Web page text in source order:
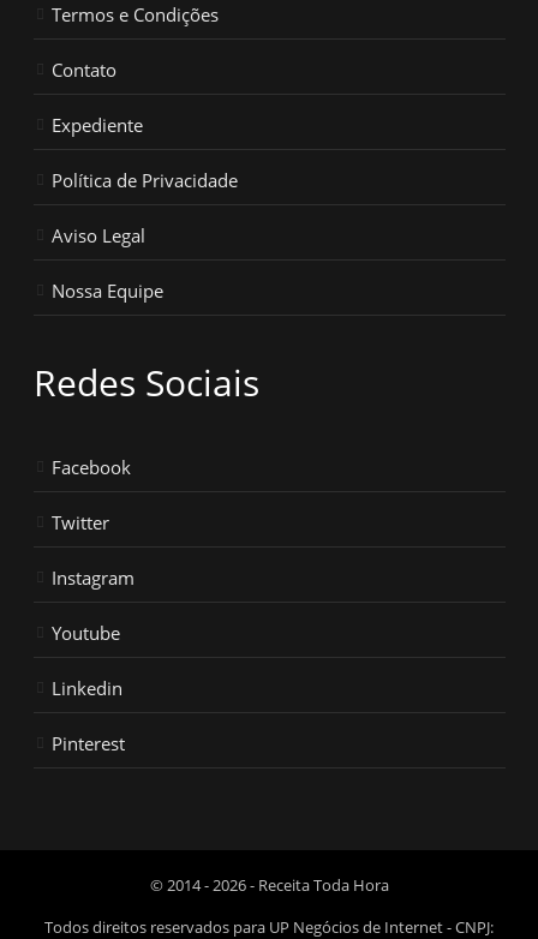
Termos e Condições
Contato
Expediente
Política de Privacidade
Aviso Legal
Nossa Equipe
Redes Sociais
Facebook
Twitter
Instagram
Youtube
Linkedin
Pinterest
© 2014 - 2026 - Receita Toda Hora
Todos direitos reservados para UP Negócios de Internet - CNPJ: